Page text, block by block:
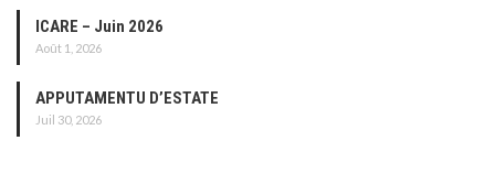
ICARE – Juin 2026
Août 1, 2026
APPUTAMENTU D’ESTATE
Juil 30, 2026